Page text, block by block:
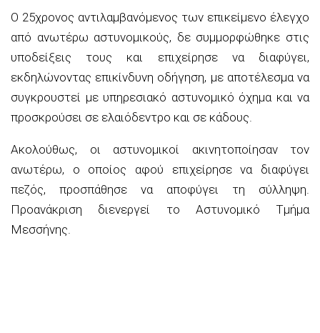
Ο 25χρονος αντιλαμβανόμενος των επικείμενο έλεγχο
από ανωτέρω αστυνομικούς, δε συμμορφώθηκε στις
υποδείξεις τους και επιχείρησε να διαφύγει,
εκδηλώνοντας επικίνδυνη οδήγηση, με αποτέλεσμα να
συγκρουστεί με υπηρεσιακό αστυνομικό όχημα και να
προσκρούσει σε ελαιόδεντρο και σε κάδους.
Ακολούθως, οι αστυνομικοί ακινητοποίησαν τον
ανωτέρω, ο οποίος αφού επιχείρησε να διαφύγει
πεζός, προσπάθησε να αποφύγει τη σύλληψη.
Προανάκριση διενεργεί το Αστυνομικό Τμήμα
Μεσσήνης.